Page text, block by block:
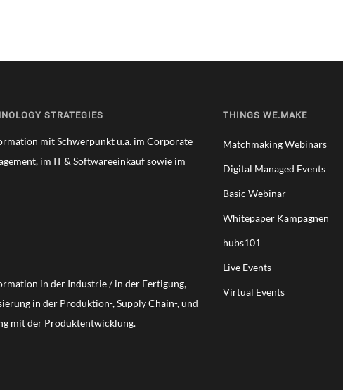
STRATEGIES
mit Schwerpunkt u.a. im Corporate
im IT & Softwareeinkauf sowie im
in der Industrie / in der Fertigung,
in der Produktion-, Supply Chain-, und
mit der Produktentwicklung.
THINGS WE.MAKE
Matchmaking Webinars
Digital Managed Events
Basic Webinar
Whitepaper Kampagnen
hubs101
Live Events
Virtual Events